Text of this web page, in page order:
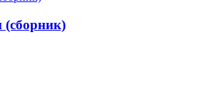
(сборник)